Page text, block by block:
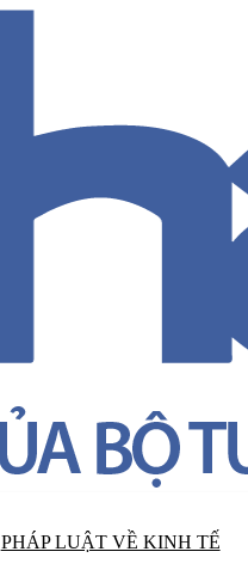
PHÁP LUẬT VỀ KINH TẾ